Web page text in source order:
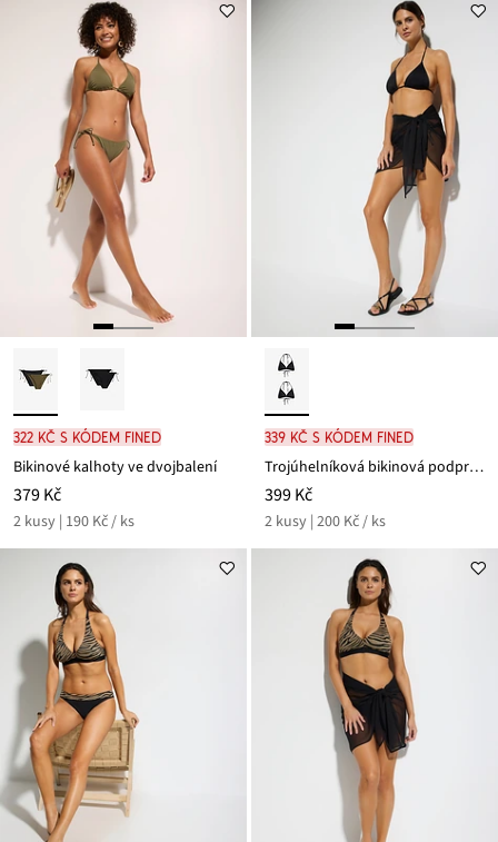
322 Kč s kódem FINED
Bikinové kalhoty ve dvojbalení
379 Kč
2 kusy | 190 Kč / ks
339 Kč s kódem FINED
Trojúhelníková bikinová podprsenka, dvojbalení
399 Kč
2 kusy | 200 Kč / ks